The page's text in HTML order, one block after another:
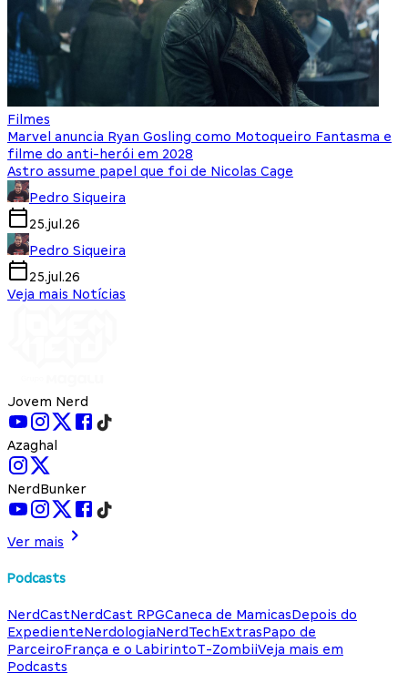
Filmes
Marvel anuncia Ryan Gosling como Motoqueiro Fantasma e
filme do anti-herói em 2028
Astro assume papel que foi de Nicolas Cage
Pedro Siqueira
25.jul.26
Pedro Siqueira
25.jul.26
Veja mais Notícias
Jovem Nerd
Azaghal
NerdBunker
Ver mais
Podcasts
NerdCastNerdCast RPGCaneca de MamicasDepois do
ExpedienteNerdologiaNerdTechExtrasPapo de
ParceiroFrança e o LabirintoT-ZombiiVeja mais em
Podcasts